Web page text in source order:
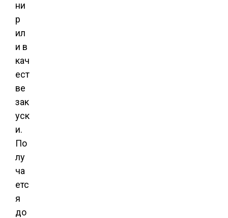
ни
р
ил
и в
кач
ест
ве
зак
уск
и.
По
лу
ча
етс
я
до